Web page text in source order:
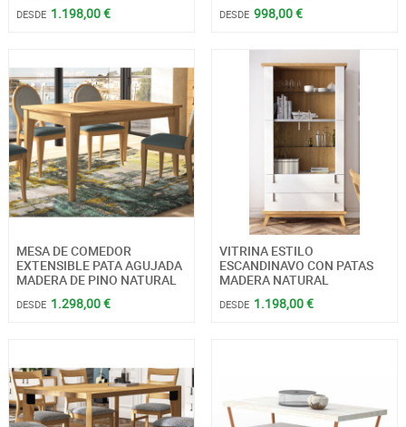
DESDE 1.198,00 € DESDE 998,00 €
MESA DE COMEDOR
EXTENSIBLE PATA AGUJADA
MADERA DE PINO NATURAL
DESDE 1.298,00 €
VITRINA ESTILO
ESCANDINAVO CON PATAS
MADERA NATURAL
DESDE 1.198,00 €